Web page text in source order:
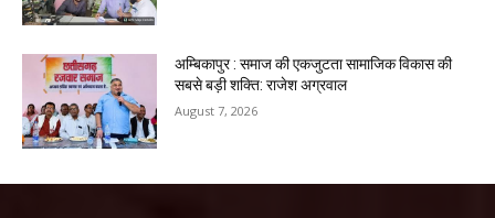
अम्बिकापुर : समाज की एकजुटता सामाजिक विकास की
सबसे बड़ी शक्ति: राजेश अग्रवाल
August 7, 2026